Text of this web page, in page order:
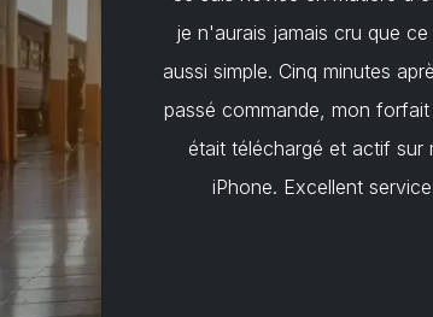
je n'aurais jamais cru que ce
aussi simple. Cinq minutes
passé commande, mon forfait
était téléchargé et actif sur
iPhone. Excellent